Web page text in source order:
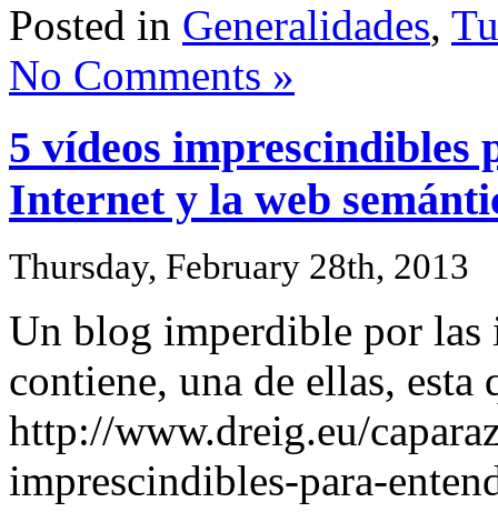
Posted in Generalidades,
No Comments »
5 vídeos imprescindibles
Internet y la web
Thursday, February 28th, 2013
Un blog imperdible por las
contiene, una de ellas, esta
http://www.dreig.eu/
imprescindibles-para-